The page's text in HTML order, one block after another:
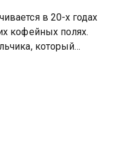
в 20-х годах
кофейных полях.
который
пути к запретной